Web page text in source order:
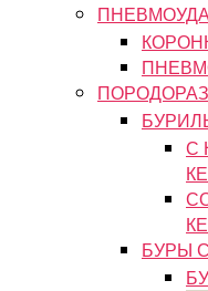
С
БУРЫ